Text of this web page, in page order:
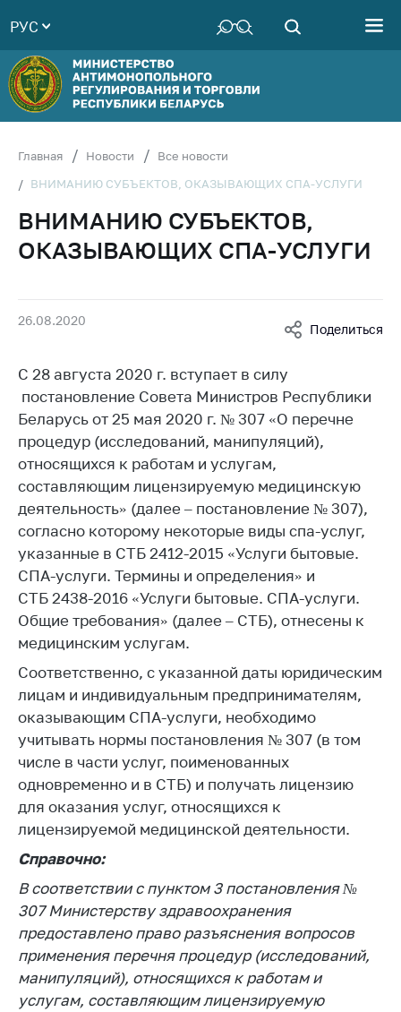
Руководство
Структура
Министерства
Территориальные
Антикоррупционная
деятельность
совет
Награждения
Белорусская
универсальная
товарная биржа
Общественная
жизнь
Идеологическая
работа
Официальные
геральдические
символы
Деятельность
Ценовая политика
Антимонопольное
регулирование и
конкуренция
Торговля и услуги
Регулирование и
контроль закупок
Защита прав
потребителей
Регулирование
рекламной
деятельности
РУС
Главная Новости
Все новости
ВНИМАНИЮ СУБЪЕКТОВ, ОКАЗЫВАЮЩИХ СПА-УСЛУГИ
ВНИМАНИЮ СУБЪЕКТОВ,
ОКАЗЫВАЮЩИХ СПА-УСЛУГИ
26.08.2020
Поделиться
С 28 августа 2020 г. вступает в силу
постановление Совета Министров Республики
Беларусь от 25 мая 2020 г. № 307 «О перечне
процедур (исследований, манипуляций),
относящихся к работам и услугам,
составляющим лицензируемую медицинскую
деятельность» (далее – постановление № 307),
согласно которому некоторые виды спа-услуг,
указанные в СТБ 2412-2015 «Услуги бытовые.
СПА-услуги. Термины и определения» и
СТБ 2438-2016 «Услуги бытовые. СПА-услуги.
Общие требования» (далее – СТБ), отнесены к
медицинским услугам.
Соответственно, с указанной даты юридическим
лицам и индивидуальным предпринимателям,
оказывающим СПА-услуги, необходимо
учитывать нормы постановления № 307 (в том
числе в части услуг, поименованных
одновременно и в СТБ) и получать лицензию
для оказания услуг, относящихся к
лицензируемой медицинской деятельности.
Справочно:
В соответствии с пунктом 3 постановления №
307 Министерству здравоохранения
предоставлено право разъяснения вопросов
применения перечня процедур (исследований,
манипуляций), относящихся к работам и
услугам, составляющим лицензируемую